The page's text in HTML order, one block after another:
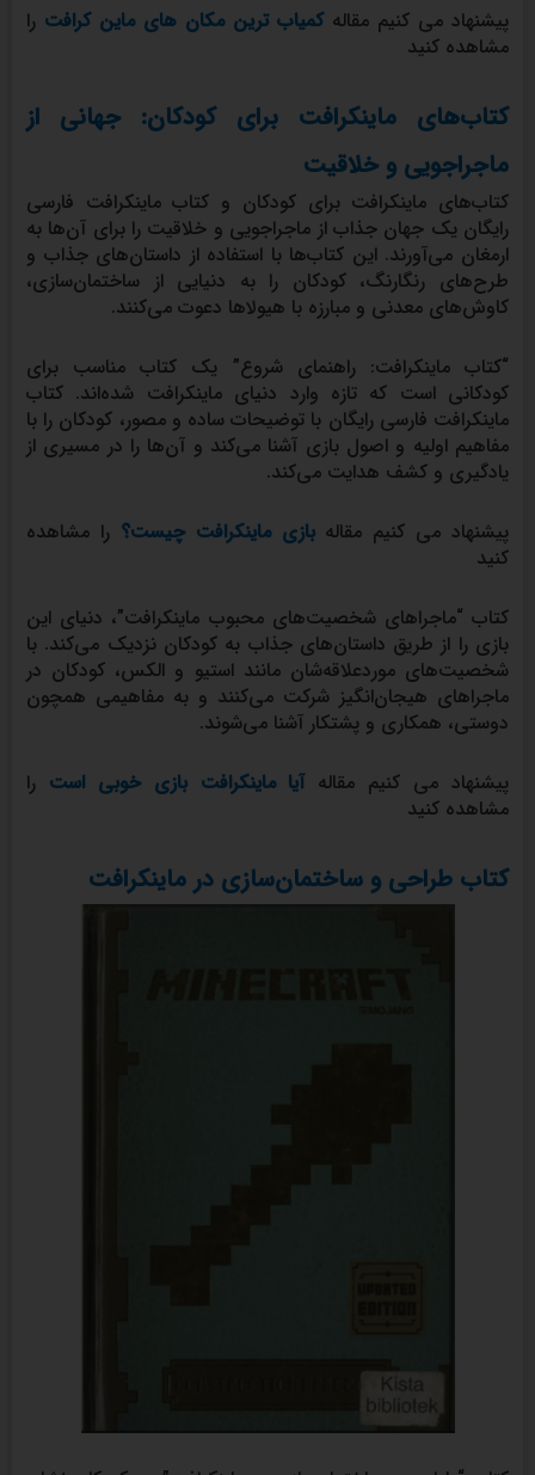
پیشنهاد می کنیم مقاله کمیاب ترین مکان های ماین کرافت را
مشاهده کنید
کتاب‌های ماینکرافت برای کودکان: جهانی از
ماجراجویی و خلاقیت
کتاب‌های ماینکرافت برای کودکان و کتاب ماینکرافت فارسی
رایگان یک جهان جذاب از ماجراجویی و خلاقیت را برای آن‌ها به
ارمغان می‌آورند. این کتاب‌ها با استفاده از داستان‌های جذاب و
طرح‌های رنگارنگ، کودکان را به دنیایی از ساختمان‌سازی،
کاوش‌های معدنی و مبارزه با هیولاها دعوت می‌کنند.
“کتاب ماینکرافت: راهنمای شروع” یک کتاب مناسب برای
کودکانی است که تازه وارد دنیای ماینکرافت شده‌اند. کتاب
ماینکرافت فارسی رایگان با توضیحات ساده و مصور، کودکان را با
مفاهیم اولیه و اصول بازی آشنا می‌کند و آن‌ها را در مسیری از
یادگیری و کشف هدایت می‌کند.
پیشنهاد می کنیم مقالهبازی ماینکرافت چیست؟ را مشاهده
کنید
کتاب “ماجراهای شخصیت‌های محبوب ماینکرافت”، دنیای این
بازی را از طریق داستان‌های جذاب به کودکان نزدیک می‌کند. با
شخصیت‌های موردعلاقه‌شان مانند استیو و الکس، کودکان در
ماجراهای هیجان‌انگیز شرکت می‌کنند و به مفاهیمی همچون
دوستی، همکاری و پشتکار آشنا می‌شوند.
پیشنهاد می کنیم مقالهآیا ماینکرافت بازی خوبی است را
مشاهده کنید
کتاب طراحی و ساختمان‌سازی در ماینکرافت